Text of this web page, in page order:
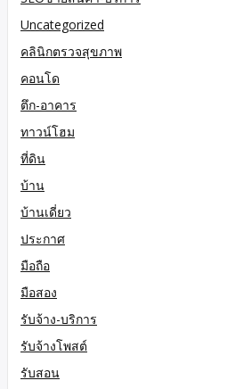
Uncategorized
คลินิกตรวจสุขภาพ
คอนโด
ตึก-อาคาร
ทาวน์โฮม
ที่ดิน
บ้าน
บ้านเดี่ยว
ประกาศ
มือถือ
มือสอง
รับจ้าง-บริการ
รับจ้างโพสต์
รับสอน